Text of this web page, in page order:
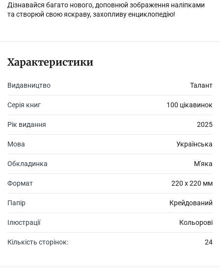
Дізнавайся багато нового, доповнюй зображення наліпками
та створюй свою яскраву, захопливу енциклопедію!
Характеристики
Видавництво Талант
Серія книг 100 цікавинок
Рік видання 2025
Мова Українська
Обкладинка М'яка
Формат 220 х 220 мм
Папір Крейдований
Ілюстрації Кольорові
Кількість сторінок: 24